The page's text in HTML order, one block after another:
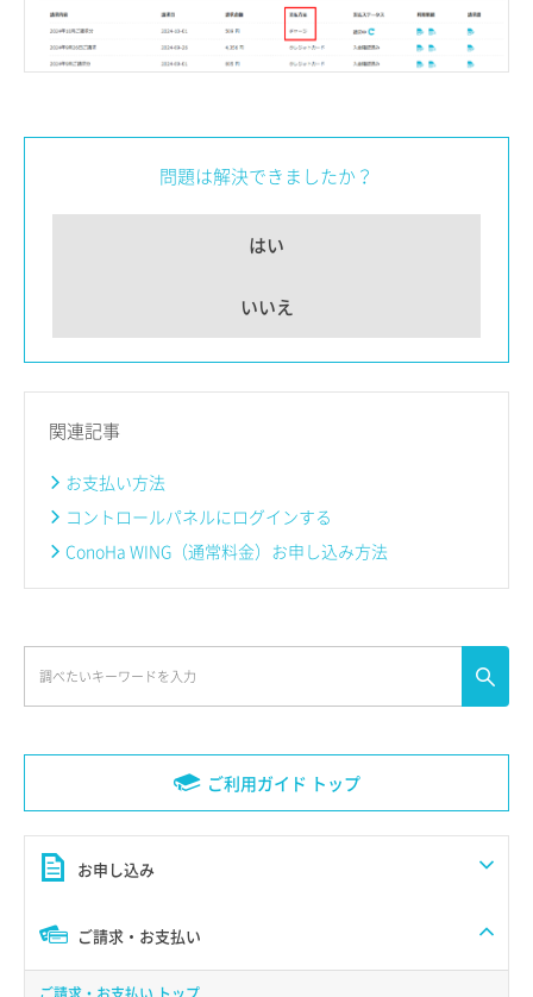
ご利用ガイド トップ
お申し込み
ご請求・お支払い
問題は解決できましたか？
はい
いいえ
関連記事
お支払い方法
コントロールパネルにログインする
ConoHa WING（通常料金）お申し込み方法